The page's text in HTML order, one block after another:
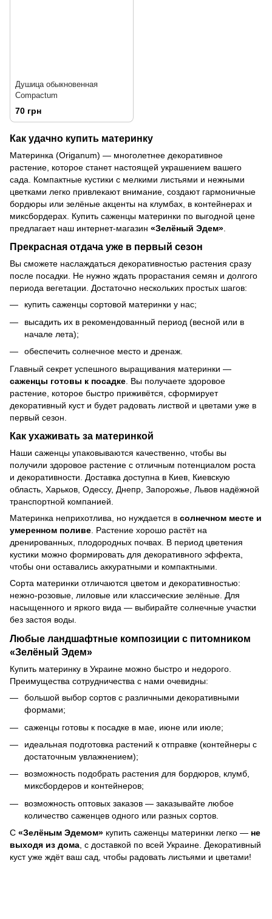
Душица обыкновенная
Compactum
70 грн
Как удачно купить материнку
Материнка (Origanum) — многолетнее декоративное
растение, которое станет настоящей украшением вашего
сада. Компактные кустики с мелкими листьями и нежными
цветками легко привлекают внимание, создают гармоничные
бордюры или зелёные акценты на клумбах, в контейнерах и
миксбордерах. Купить саженцы материнки по выгодной цене
предлагает наш интернет-магазин «Зелёный Эдем»
Прекрасная отдача уже в первый сезон
Вы сможете наслаждаться декоративностью растения сразу
после посадки. Не нужно ждать прорастания семян и долгого
периода вегетации. Достаточно нескольких простых шагов:
купить саженцы сортовой материнки у нас;
высадить их в рекомендованный период (весной или в
начале лета);
обеспечить солнечное место и дренаж.
Главный секрет успешного выращивания материнки —
саженцы готовы к посадке . Вы получаете здоровое
растение, которое быстро приживётся, сформирует
декоративный куст и будет радовать листвой и цветами уже в
первый сезон.
Как ухаживать за материнкой
Наши саженцы упаковываются качественно, чтобы вы
получили здоровое растение с отличным потенциалом роста
и декоративности. Доставка доступна в Киев, Киевскую
область, Харьков, Одессу, Днепр, Запорожье, Львов надёжной
транспортной компанией.
Материнка неприхотлива, но нуждается в солнечном месте и
умеренном поливе. Растение хорошо растёт на
дренированных, плодородных почвах. В период цветения
кустики можно формировать для декоративного эффекта,
чтобы они оставались аккуратными и компактными.
Сорта материнки отличаются цветом и декоративностью:
нежно-розовые, лиловые или классические зелёные. Для
насыщенного и яркого вида — выбирайте солнечные участки
без застоя воды.
Любые ландшафтные композиции с питомником
«Зелёный Эдем»
Купить материнку в Украине можно быстро и недорого.
Преимущества сотрудничества с нами очевидны:
большой выбор сортов с различными декоративными
формами;
саженцы готовы к посадке в мае, июне или июле;
идеальная подготовка растений к отправке (контейнеры с
достаточным увлажнением);
возможность подобрать растения для бордюров, клумб,
миксбордеров и контейнеров;
возможность оптовых заказов — заказывайте любое
количество саженцев одного или разных сортов.
С «Зелёным Эдемом» купить саженцы материнки легко — не
выходя из дома , с доставкой по всей Украине. Декоративный
куст уже ждёт ваш сад, чтобы радовать листьями и цветами!